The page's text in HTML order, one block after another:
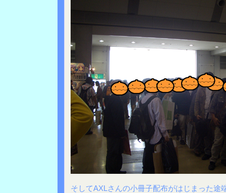
そしてAXLさんの小冊子配布がはじまった途